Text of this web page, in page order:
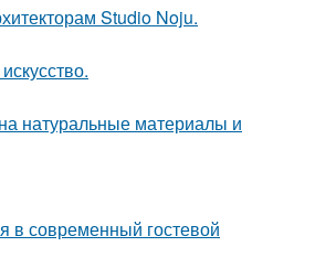
Studio Noju.
натуральные материалы и
в современный гостевой